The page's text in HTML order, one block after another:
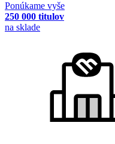
Ponúkame vyše
250 000 titulov
na sklade